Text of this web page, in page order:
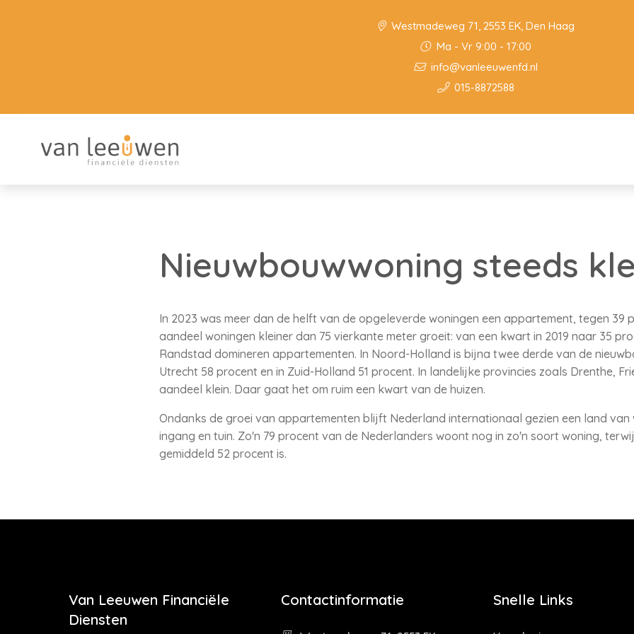
Westmadeweg 71, 2553 EK, Den Haag
Ma - Vr 9:00 - 17:00
info@vanleeuwenfd.nl
015-8872588
Nieuwbouwwoning steeds
In 2023 was meer dan de helft van de opgeleverde woningen een appartement, tegen 39
aandeel woningen kleiner dan 75 vierkante meter groeit: van een kwart in 2019 naar 35
Randstad domineren appartementen. In Noord-Holland is bijna twee derde van de
Utrecht 58 procent en in Zuid-Holland 51 procent. In landelijke provincies zoals Drenthe,
aandeel klein. Daar gaat het om ruim een kwart van de huizen.
Ondanks de groei van appartementen blijft Nederland internationaal gezien een land van
ingang en tuin. Zo'n 79 procent van de Nederlanders woont nog in zo'n soort woning,
gemiddeld 52 procent is.
Van Leeuwen Financiële
Diensten
Contactinformatie Snelle Links